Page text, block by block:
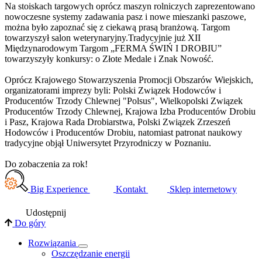
Na stoiskach targowych oprócz maszyn rolniczych zaprezentowano
nowoczesne systemy zadawania pasz i nowe mieszanki paszowe,
można było zapoznać się z ciekawą prasą branżową. Targom
towarzyszył salon weterynaryjny.Tradycyjnie już XII
Międzynarodowym Targom „FERMA ŚWIŃ I DROBIU”
towarzyszyły konkursy: o Złote Medale i Znak Nowość.
Oprócz Krajowego Stowarzyszenia Promocji Obszarów Wiejskich,
organizatorami imprezy byli: Polski Związek Hodowców i
Producentów Trzody Chlewnej "Polsus", Wielkopolski Związek
Producentów Trzody Chlewnej, Krajowa Izba Producentów Drobiu
i Pasz, Krajowa Rada Drobiarstwa, Polski Związek Zrzeszeń
Hodowców i Producentów Drobiu, natomiast patronat naukowy
tradycyjne objął Uniwersytet Przyrodniczy w Poznaniu.
Do zobaczenia za rok!
Big Experience Kontakt Sklep internetowy
Udostępnij
Do góry
Rozwiązania
​Oszczędzanie energii